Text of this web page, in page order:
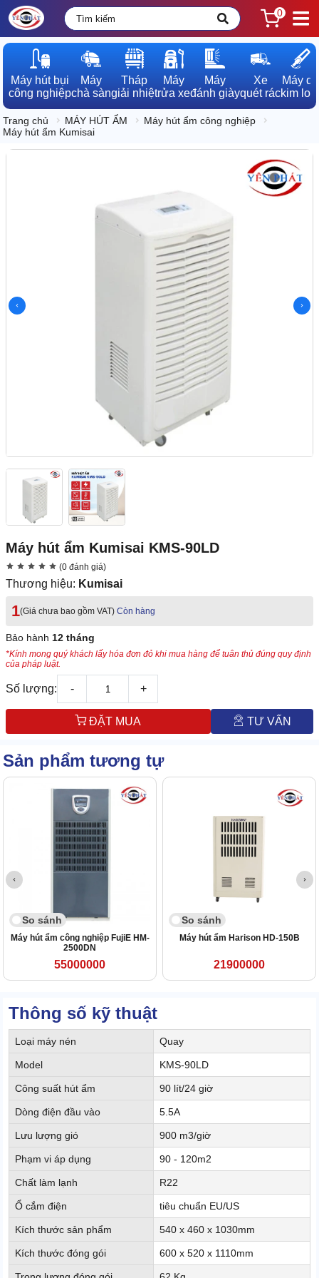
0
Máy hút bụi
công nghiệp
Máy
chà sàn
Tháp
giải nhiệt
Máy
rửa xe
Máy
đánh giày
Xe
quét rác
Máy dò
kim loại
Trang chủ MÁY HÚT ẨM
Máy hút ẩm công nghiệp
Máy hút ẩm Kumisai
Máy hút ẩm Kumisai KMS-90LD
(0 đánh giá)
Thương hiệu: Kumisai
1(Giá chưa bao gồm VAT) Còn hàng
Bảo hành 12 tháng
*Kính mong quý khách lấy hóa đơn đỏ khi mua hàng để tuân thủ đúng quy định
của pháp luật.
Số lượng: - +
ĐẶT MUA TƯ VẤN
Sản phẩm tương tự
So sánh
Máy hút ẩm công nghiệp FujiE HM-
2500DN
55000000
So sánh
Máy hút ẩm Harison HD-150B
21900000
Thông số kỹ thuật
Loại máy nén Quay
Model KMS-90LD
Công suất hút ẩm 90 lít/24 giờ
Dòng điện đầu vào 5.5A
Lưu lượng gió 900 m3/giờ
Phạm vi áp dụng 90 - 120m2
Chất làm lạnh R22
Ổ cắm điện tiêu chuẩn EU/US
Kích thước sản phẩm 540 x 460 x 1030mm
Kích thước đóng gói 600 x 520 x 1110mm